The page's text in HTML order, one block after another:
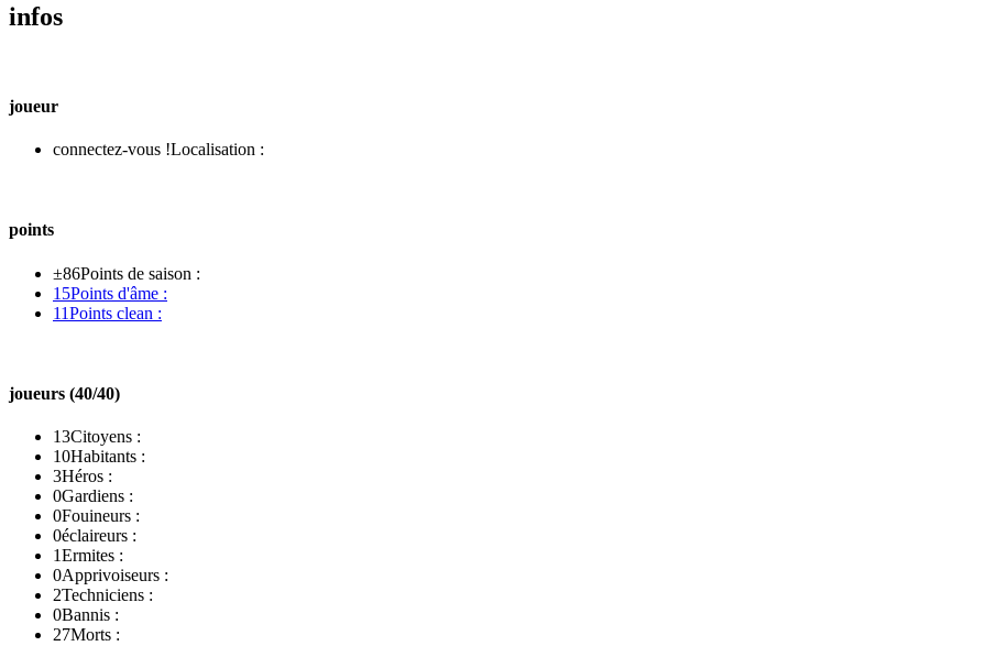
infos
joueur
connectez-vous !Localisation :
points
±86Points de saison :
15Points d'âme :
11Points clean :
joueurs (40/40)
13Citoyens :
10Habitants :
3Héros :
0Gardiens :
0Fouineurs :
0éclaireurs :
1Ermites :
0Apprivoiseurs :
2Techniciens :
0Bannis :
27Morts :